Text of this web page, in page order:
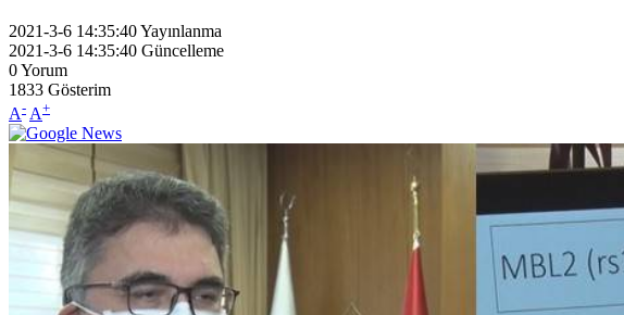
2021-3-6 14:35:40Yayınlanma
2021-3-6 14:35:40 Güncelleme
0Yorum
1833 Gösterim
A- A+